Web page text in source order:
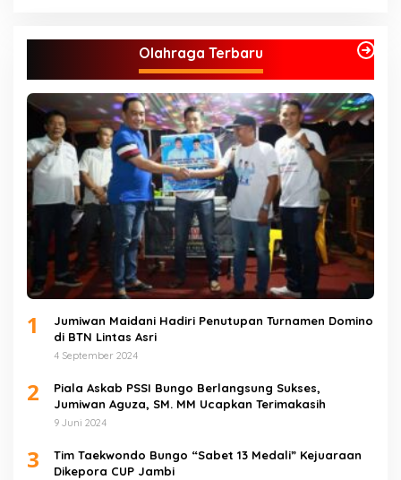
Olahraga Terbaru
1
Jumiwan Maidani Hadiri Penutupan Turnamen Domino
di BTN Lintas Asri
4 September 2024
2
Piala Askab PSSI Bungo Berlangsung Sukses,
Jumiwan Aguza, SM. MM Ucapkan Terimakasih
9 Juni 2024
3
Tim Taekwondo Bungo “Sabet 13 Medali” Kejuaraan
Dikepora CUP Jambi